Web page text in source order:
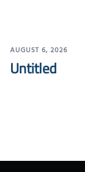
AUGUST 6, 2026
Untitled